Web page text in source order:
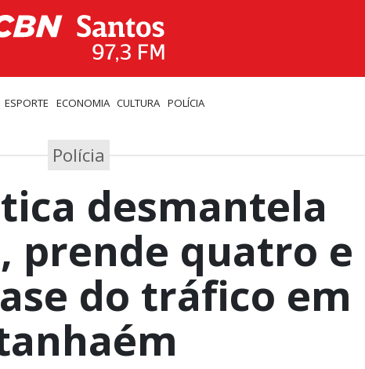
ESPORTE ECONOMIA CULTURA POLÍCIA
Polícia
desmantela
prende quatro e
do tráfico em